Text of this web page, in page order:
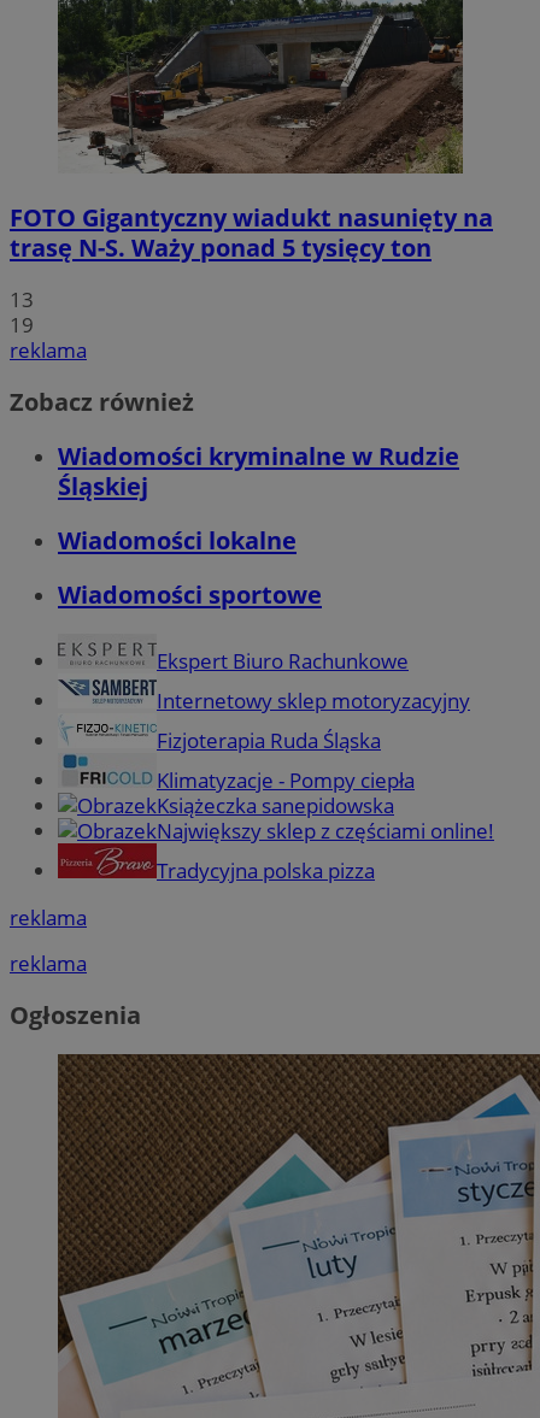
FOTO Gigantyczny wiadukt nasunięty na
trasę N-S. Waży ponad 5 tysięcy ton
13
19
reklama
Zobacz również
Wiadomości kryminalne w Rudzie
Śląskiej
Wiadomości lokalne
Wiadomości sportowe
Ekspert Biuro Rachunkowe
Internetowy sklep motoryzacyjny
Fizjoterapia Ruda Śląska
Klimatyzacje - Pompy ciepła
Książeczka sanepidowska
Największy sklep z częściami online!
Tradycyjna polska pizza
reklama
reklama
Ogłoszenia